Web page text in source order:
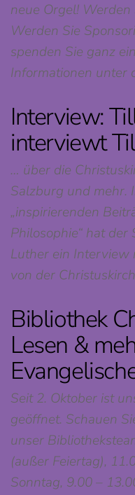
neue Orgel!
Werden Sie
spenden Sie ganz
Informationen unter
Interview:
interviewt
… über die
Salzburg und mehr.
„inspirierenden
Philosophie“ hat
Luther ein Interview
von der
Bibliothek
Lesen &
Seit 2. Oktober ist
geöffnet. Schauen
unser
(außer Feiertag),
Sonntag, 9.00 –